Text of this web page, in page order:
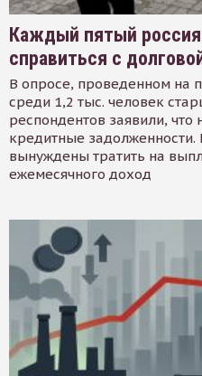
Каждый пятый
справиться с
В опросе, проведенном на
среди 1,2 тыс. человек
респондентов заявили, что
кредитные
вынуждены тратить на
ежемесячного доход